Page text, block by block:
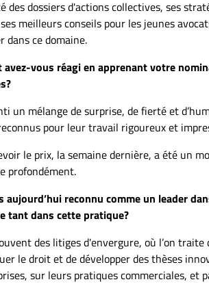
des dossiers d'actions collectives, ses
meilleurs conseils pour les jeunes
dans ce domaine.
avez-vous réagi en apprenant votre
un mélange de surprise, de fierté et
pour leur travail rigoureux et
le prix, la semaine dernière, a été un
profondément.
aujourd’hui reconnu comme un leader
tant dans cette pratique?
des litiges d'envergure, où l’on
le droit et de développer des thèses
sur leurs pratiques commerciales, et